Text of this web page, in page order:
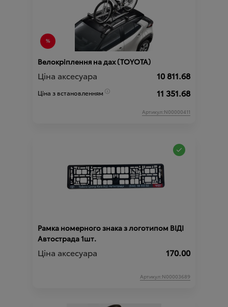
Велокріплення на дах (TOYOTA)
Ціна аксесуара 10 811.68
Ціна з встановленням 11 351.68
Артикул:N00000411
Рамка номерного знака з логотипом ВІДІ
Автострада 1шт.
Ціна аксесуара 170.00
Артикул:N00003689